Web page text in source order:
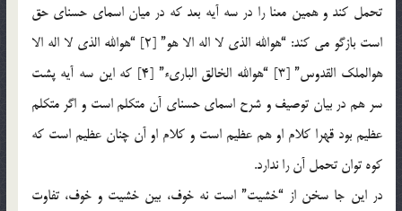
تحمل کند و همین معنا را در سه آیه بعد که در میان اسمای حسنای حق
است بازگو می کند: “هوالله الذی لا اله الا هو” [2] “هوالله الذی لا اله الا
هوالملک القدوس” [3] “هوالله الخالق الباری‏ء” [4] که این سه آیه پشت
سر هم در بیان توصیف و شرح اسمای حسنای آن متکلم است و اگر متکلم
عظیم بود قهرا کلام او هم عظیم است و کلام او آن چنان عظیم است که
کوه توان تحمل آن را ندارد.
در این جا سخن از “خشیت” است نه خوف، بین خشیت و خوف، تفاوت